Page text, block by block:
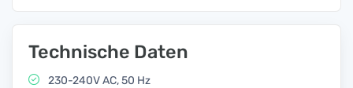
Technische Daten
230-240V AC, 50 Hz